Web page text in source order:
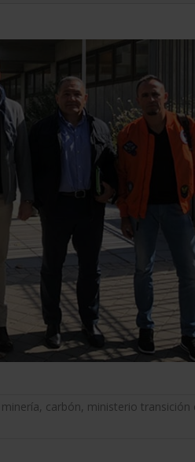
minería, carbón, ministerio transición